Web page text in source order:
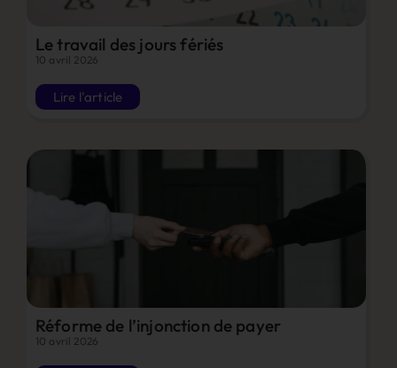
Le travail des jours fériés
10 avril 2026
Lire l'article
Réforme de l’injonction de payer
10 avril 2026